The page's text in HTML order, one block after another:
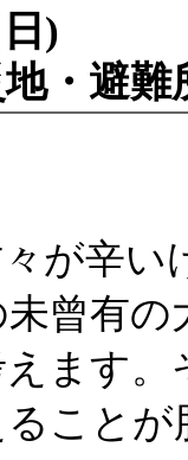
)
・避
が辛い
曾有
ます
こと